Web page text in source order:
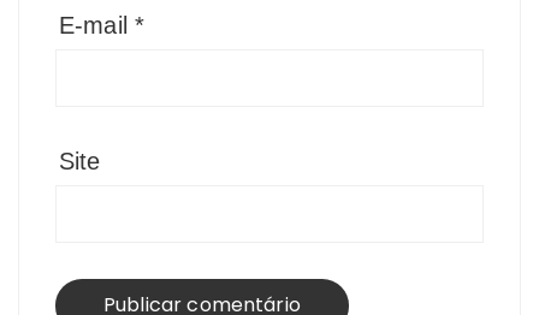
E-mail*
Site